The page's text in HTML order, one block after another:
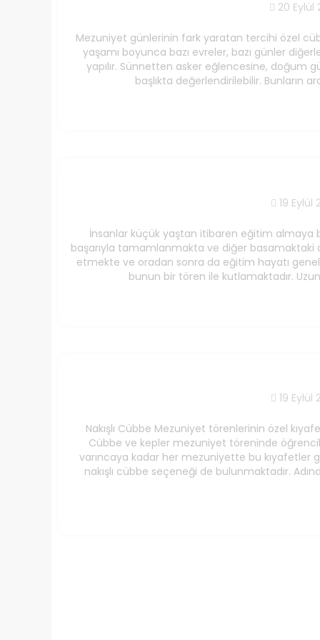
20 Eylül
Mezuniyet günlerinin fark yaratan tercihi özel
yaşamı boyunca bazı evreler, bazı günler
yapılır. Sünnetten asker eğlencesine, doğum
başlıkta değerlendirilebilir. Bunların
19 Eylül
İnsanlar küçük yaştan itibaren eğitim almaya
başarıyla tamamlanmakta ve diğer basamaktaki
etmekte ve oradan sonra da eğitim hayatı
bunun bir tören ile kutlamaktadır.
19 Eylül
Nakışlı Cübbe Mezuniyet törenlerinin özel
Cübbe ve kepler mezuniyet töreninde
varıncaya kadar her mezuniyette bu kıyafetler
nakışlı cübbe seçeneği de bulunmaktadır.